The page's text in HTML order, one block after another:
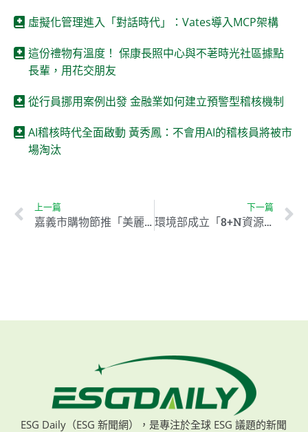
虛擬化管理進入「對話時代」：Vates導入MCP架構
這份禮物有溫度！ 保康長照中心與不荖時光社區據點
長輩，用花交朋友
從行員挪用案例出發 金融業如何建立預警型稽核機制
AI稽核時代全面啟動 黃秀鳳：不會用AI的稽核員將被市
場淘汰
上一篇
嘉義市購物節推「美麗城市計畫」，推動永續消費行動
下一篇
環境部成立「8+N資源循環聯盟」 加速實現淨零排放目標
ESG Daily（ESG 新聞網），是專注於全球 ESG 議題的新聞